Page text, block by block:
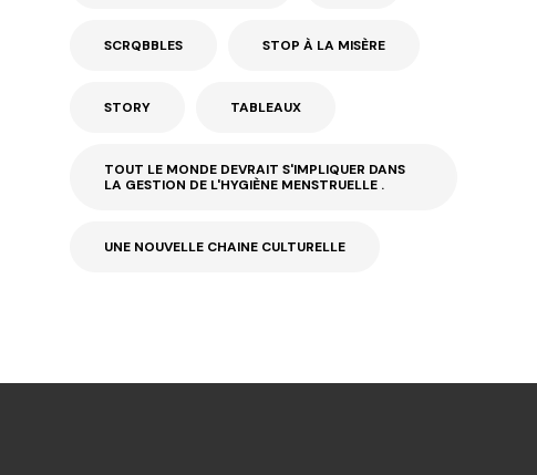
SCRQBBLES STOP À LA MISÈRE
STORY TABLEAUX
TOUT LE MONDE DEVRAIT S'IMPLIQUER DANS
LA GESTION DE L'HYGIÈNE MENSTRUELLE .
UNE NOUVELLE CHAINE CULTURELLE